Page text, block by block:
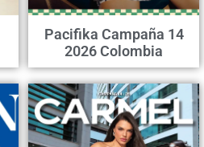
Pacifika Campaña 14
2026 Colombia